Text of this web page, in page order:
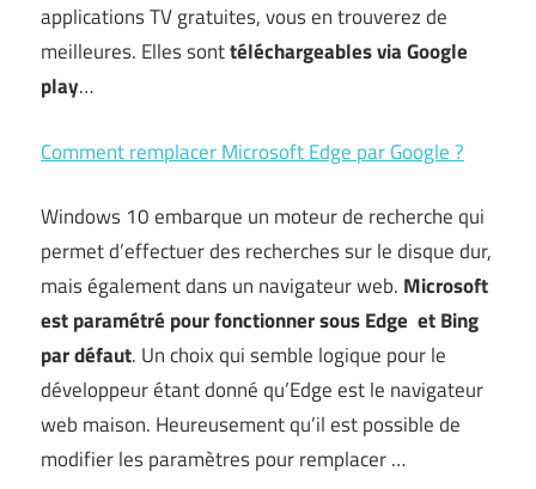
applications TV gratuites, vous en trouverez de
meilleures. Elles sonttéléchargeables via Google
play…
Comment remplacer Microsoft Edge par Google ?
Windows 10 embarque un moteur de recherche qui
permet d’effectuer des recherches sur le disque dur,
mais également dans un navigateur web. Microsoft
est paramétré pour fonctionner sous Edge et Bing
par défaut. Un choix qui semble logique pour le
développeur étant donné qu’Edge est le navigateur
web maison. Heureusement qu’il est possible de
modifier les paramètres pour remplacer …